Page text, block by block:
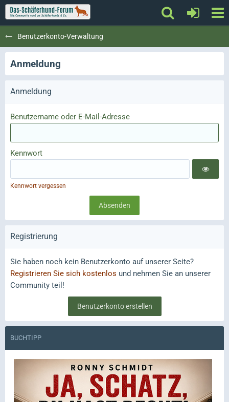
Benutzerkonto-Verwaltung
Anmeldung
Anmeldung
Benutzername oder E-Mail-Adresse
Kennwort
Kennwort vergessen
Registrierung
Sie haben noch kein Benutzerkonto auf unserer Seite?
Registrieren Sie sich kostenlos und nehmen Sie an unserer
Community teil!
Benutzerkonto erstellen
BUCHTIPP